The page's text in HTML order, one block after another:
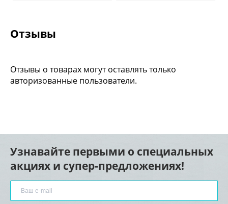
Отзывы
Отзывы о товарах могут оставлять только
авторизованные пользователи.
Узнавайте первыми о специальных
акциях и супер-предложениях!